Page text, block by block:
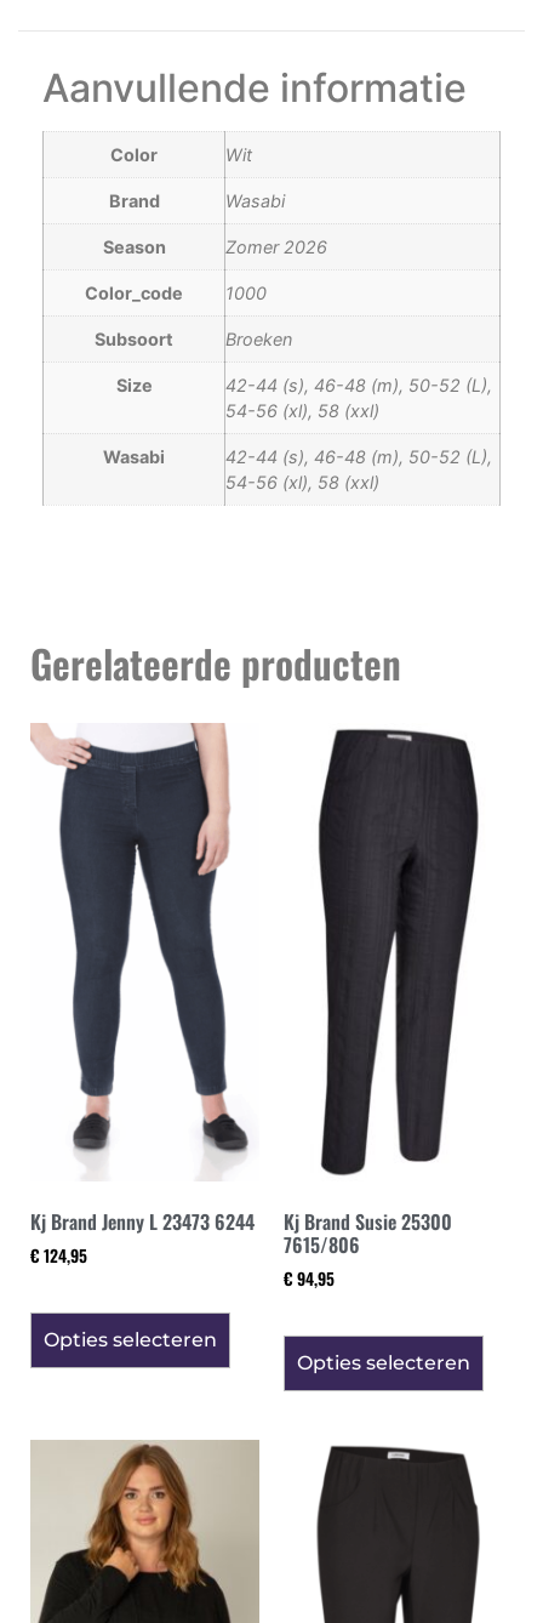
Aanvullende informatie
Color Wit
Brand Wasabi
Season Zomer 2026
Color_code 1000
Subsoort Broeken
Size
42-44 (s), 46-48 (m), 50-52 (L),
54-56 (xl), 58 (xxl)
Wasabi
42-44 (s), 46-48 (m), 50-52 (L),
54-56 (xl), 58 (xxl)
Gerelateerde producten
Kj Brand Jenny L 23473 6244
€ 124,95
Opties selecteren
Kj Brand Susie 25300
7615/806
€ 94,95
Opties selecteren